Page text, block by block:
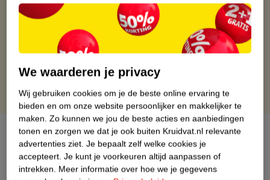
Op werkdagen voor 22:00 uur besteld, volgende dag in huis
Gratis thuisbezorgd vanaf 50.00
Gratis retourneren binnen 30 dagen
Gratis punten met je Kruidvat kaart
Over dit product
Productinformatie
We waarderen je privacy
Wij gebruiken cookies om je de beste online ervaring te
bieden en om onze website persoonlijker en makkelijker te
maken. Zo kunnen we jou de beste acties en aanbiedingen
tonen en zorgen we dat je ook buiten Kruidvat.nl relevante
advertenties ziet. Je bepaalt zelf welke cookies je
accepteert. Je kunt je voorkeuren altijd aanpassen of
intrekken. Meer informatie over hoe we je gegevens